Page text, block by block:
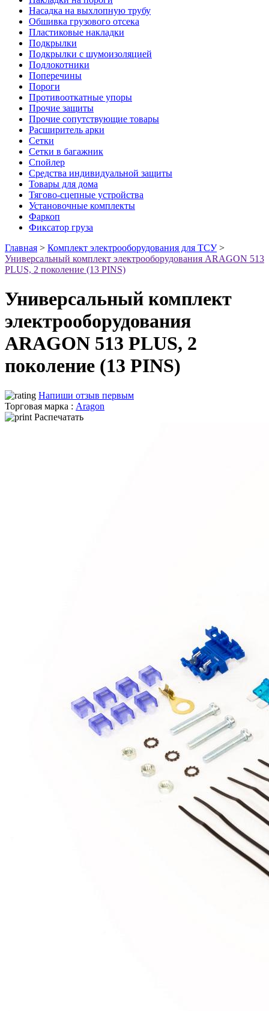
Насадка на выхлопную трубу
Обшивка грузового отсека
Пластиковые накладки
Подкрылки
Подкрылки с шумоизоляцией
Подлокотники
Поперечины
Пороги
Противооткатные упоры
Прочие защиты
Прочие сопутствующие товары
Расширитель арки
Сетки
Сетки в багажник
Спойлер
Средства индивидуальной защиты
Товары для дома
Тягово-сцепные устройства
Установочные комплекты
Фаркоп
Фиксатор груза
Главная > Комплект электрооборудования для ТСУ>
Универсальный комплект электрооборудования ARAGON 513
PLUS, 2 поколение (13 PINS)
Универсальный комплект
электрооборудования
ARAGON 513 PLUS, 2
поколение (13 PINS)
Напиши отзыв первым
Торговая марка : Aragon
Распечатать